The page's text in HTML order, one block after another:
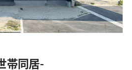
帯同居-